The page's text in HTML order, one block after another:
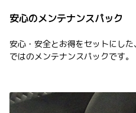
安心のメンテナンスパック
安心・安全とお得をセットにし
ではのメンテナンスパックです。